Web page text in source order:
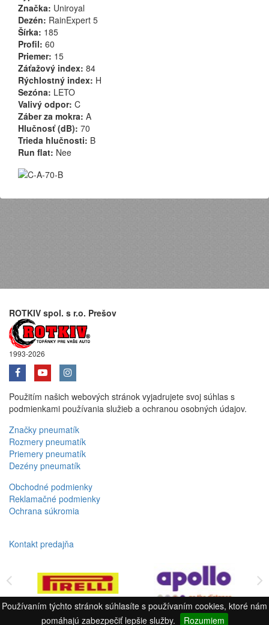
Značka: Uniroyal
Dezén: RainExpert 5
Šírka: 185
Profil: 60
Priemer: 15
Záťažový index: 84
Rýchlostný index: H
Sezóna: LETO
Valivý odpor: C
Záber za mokra: A
Hlučnosť (dB): 70
Trieda hlučnosti: B
Run flat: Nee
ROTKIV spol. s r.o. Prešov
1993-2026
Použitím našich webových stránok vyjadrujete svoj súhlas s
podmienkami používania služieb a ochranou osobných údajov.
Značky pneumatík
Rozmery pneumatík
Priemery pneumatík
Dezény pneumatík
Obchodné podmienky
Reklamačné podmienky
Ochrana súkromia
Kontakt predajňa
Používaním týchto stránok súhlasíte s používaním cookies, ktoré nám
pomáhajú zabezpečiť lepšie služby.
Rozumiem